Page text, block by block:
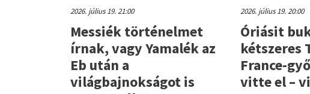
2026. július 19. 21:00
Messiék történelmet
írnak, vagy Yamalék az
Eb után a
világbajnokságot is
2026. július 19. 20:00
Óriásit
kétszeres
France-
vitte el –